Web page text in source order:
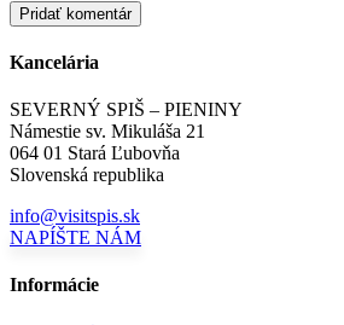
Kancelária
SEVERNÝ SPIŠ – PIENINY
Námestie sv. Mikuláša 21
064 01 Stará Ľubovňa
Slovenská republika
info@visitspis.sk
NAPÍŠTE NÁM
Informácie